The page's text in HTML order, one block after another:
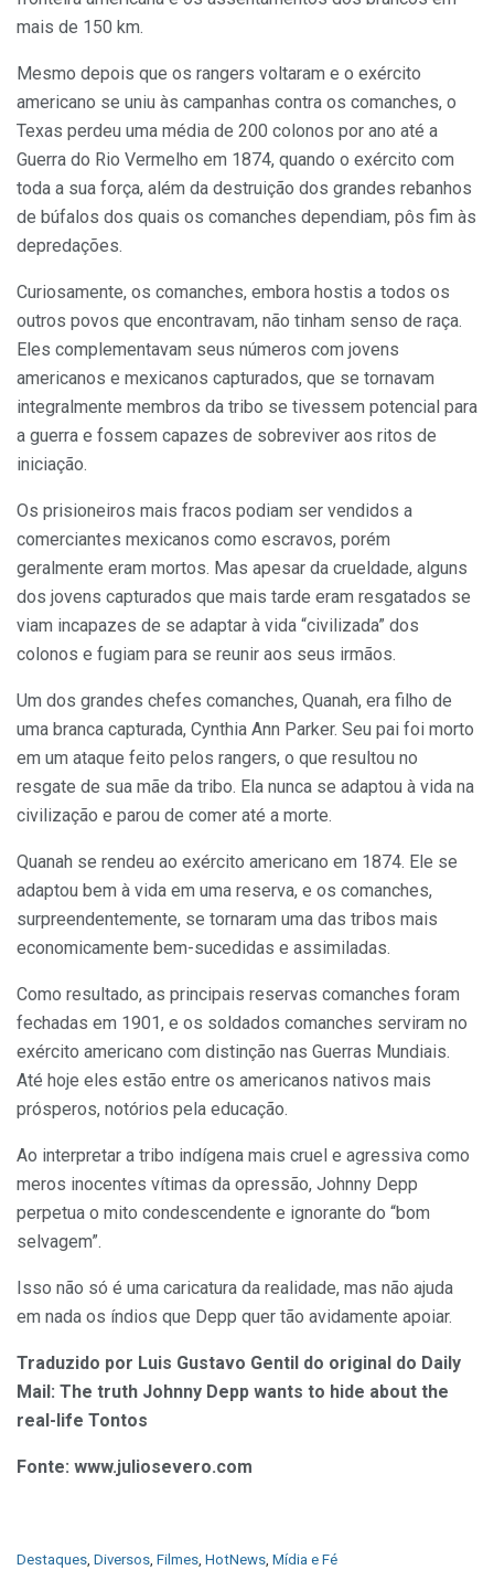
mais de 150 km.
Mesmo depois que os rangers voltaram e o exército
americano se uniu às campanhas contra os comanches, o
Texas perdeu uma média de 200 colonos por ano até a
Guerra do Rio Vermelho em 1874, quando o exército com
toda a sua força, além da destruição dos grandes rebanhos
de búfalos dos quais os comanches dependiam, pôs fim às
depredações.
Curiosamente, os comanches, embora hostis a todos os
outros povos que encontravam, não tinham senso de raça.
Eles complementavam seus números com jovens
americanos e mexicanos capturados, que se tornavam
integralmente membros da tribo se tivessem potencial para
a guerra e fossem capazes de sobreviver aos ritos de
iniciação.
Os prisioneiros mais fracos podiam ser vendidos a
comerciantes mexicanos como escravos, porém
geralmente eram mortos. Mas apesar da crueldade, alguns
dos jovens capturados que mais tarde eram resgatados se
viam incapazes de se adaptar à vida “civilizada” dos
colonos e fugiam para se reunir aos seus irmãos.
Um dos grandes chefes comanches, Quanah, era filho de
uma branca capturada, Cynthia Ann Parker. Seu pai foi morto
em um ataque feito pelos rangers, o que resultou no
resgate de sua mãe da tribo. Ela nunca se adaptou à vida na
civilização e parou de comer até a morte.
Quanah se rendeu ao exército americano em 1874. Ele se
adaptou bem à vida em uma reserva, e os comanches,
surpreendentemente, se tornaram uma das tribos mais
economicamente bem-sucedidas e assimiladas.
Como resultado, as principais reservas comanches foram
fechadas em 1901, e os soldados comanches serviram no
exército americano com distinção nas Guerras Mundiais.
Até hoje eles estão entre os americanos nativos mais
prósperos, notórios pela educação.
Ao interpretar a tribo indígena mais cruel e agressiva como
meros inocentes vítimas da opressão, Johnny Depp
perpetua o mito condescendente e ignorante do “bom
selvagem”.
Isso não só é uma caricatura da realidade, mas não ajuda
em nada os índios que Depp quer tão avidamente apoiar.
Traduzido por Luis Gustavo Gentil do original do Daily
Mail: The truth Johnny Depp wants to hide about the
real-life Tontos
Fonte: www.juliosevero.com
C
Destaques Diversos Filmes HotNews Mídia e Fé